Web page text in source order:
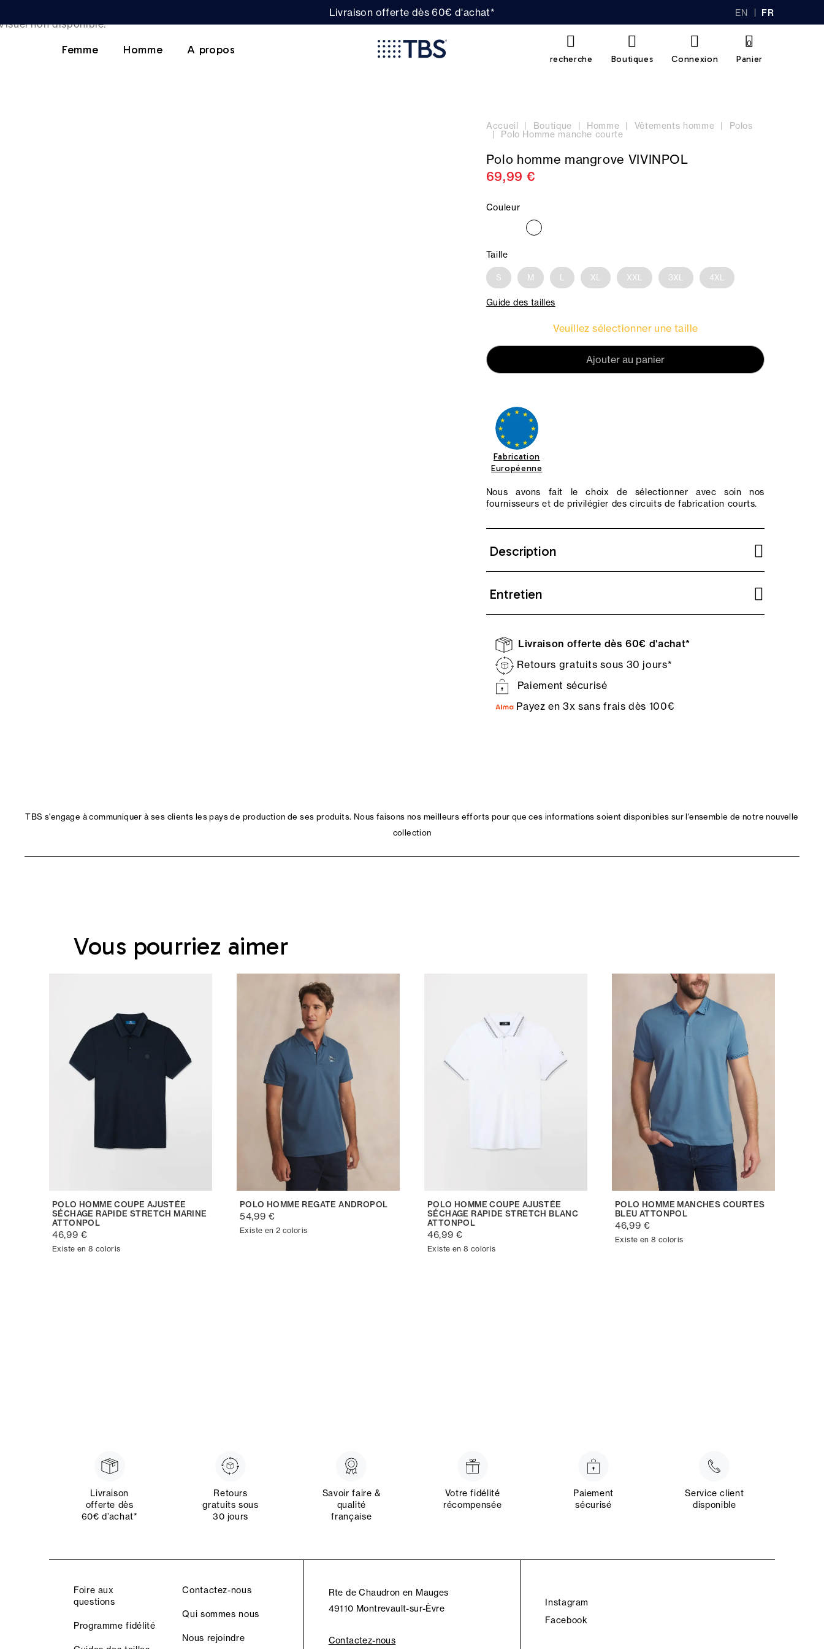
Livraison offerte dès 60€ d'achat* EN FR
Femme Homme A propos
recherche Boutiques Connexion Panier
0
Accueil Boutique Homme Vêtements homme Polos
Polo Homme manche courte
non disponible.
Polo homme mangrove VIVINPOL
69,99 €
Couleur
Taille
S M L XL XXL 3XL 4XL
Guide des tailles
Veuillez sélectionner une taille
Ajouter au panier
Fabrication
Européenne
Nous avons fait le choix de sélectionner avec soin nos
fournisseurs et de privilégier des circuits de fabrication courts.
Description
Entretien
Livraison offerte dès 60€ d'achat*
Retours gratuits sous 30 jours*
Paiement sécurisé
Payez en 3x sans frais dès 100€
TBS s'engage à communiquer à ses clients les pays de production de ses produits. Nous faisons nos meilleurs efforts pour que ces informations soient disponibles sur l'ensemble de notre nouvelle
collection
Vous pourriez aimer
POLO HOMME COUPE AJUSTÉE
SÉCHAGE RAPIDE STRETCH MARINE
ATTONPOL
46,99 €
Existe en 8 coloris
POLO HOMME REGATE ANDROPOL
54,99 €
Existe en 2 coloris
POLO HOMME COUPE AJUSTÉE
SÉCHAGE RAPIDE STRETCH BLANC
ATTONPOL
46,99 €
Existe en 8 coloris
POLO HOMME MANCHES COURTES
BLEU ATTONPOL
46,99 €
Existe en 8 coloris
Livraison
offerte dès
60€ d’achat*
Retours
gratuits sous
30 jours
Savoir faire &
qualité
française
Votre fidélité
récompensée
Paiement
sécurisé
Service client
disponible
Foire aux
questions
Programme fidélité
Contactez-nous
Qui sommes nous
Nous rejoindre
Rte de Chaudron en Mauges
49110 Montrevault-sur-Èvre
Contactez-nous
Instagram
Facebook